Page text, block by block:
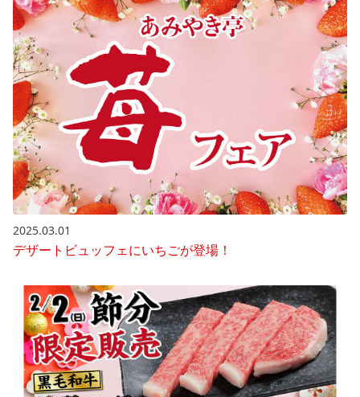
2025.03.01
デザートビュッフェにいちごが登場！